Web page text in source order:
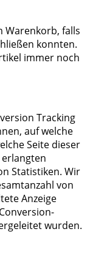
Warenkorb, falls
konnten.
immer noch
Tracking
auf welche
Seite dieser
Statistiken. Wir
von
Anzeige
wurden.